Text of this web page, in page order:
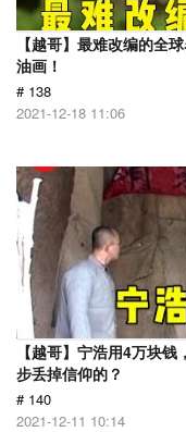
【越哥】最难改编的全
油画！
# 138
2021-12-18 11:06
【越哥】宁浩用4万块
步丢掉信仰的？
# 140
2021-12-11 10:14